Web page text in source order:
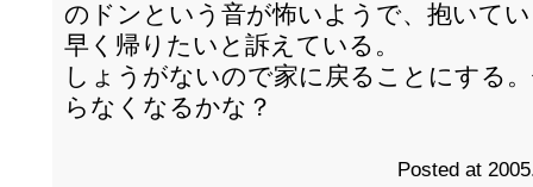
のドンという音が怖いようで、抱いて
早く帰りたいと訴えている。
しょうがないので家に戻ることにする
らなくなるかな？
Posted at